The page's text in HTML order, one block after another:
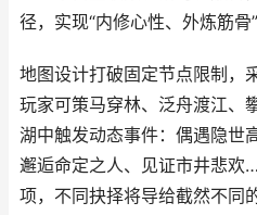
径，实现“内修心性、外炼筋骨
地图设计打破固定节点限制，
玩家可策马穿林、泛舟渡江、
湖中触发动态事件：偶遇隐世
邂逅命定之人、见证市井悲
项，不同抉择将导给截然不同